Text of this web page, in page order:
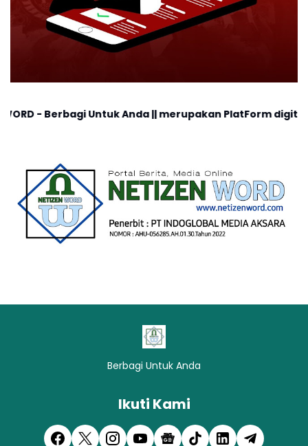
Untuk Anda || merupakan PlatForm digital, cocok
Berbagi Untuk Anda
Ikuti Kami